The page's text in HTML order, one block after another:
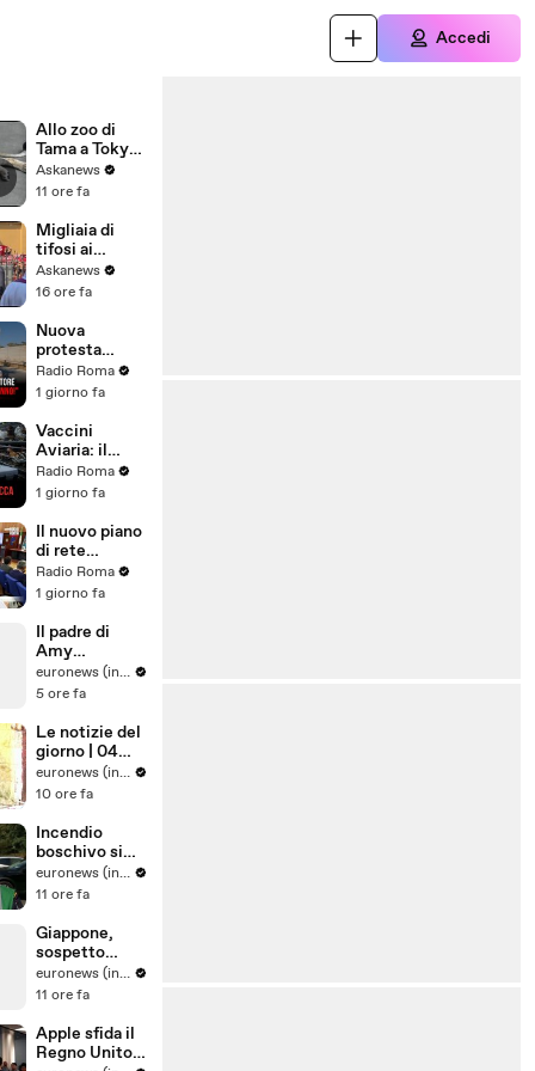
Accedi
Allo zoo di
Tama a Tokyo
morte tre
leonesse,
colpo di
calore
Askanews
11 ore fa
Migliaia di
tifosi ai
funerali di
Baresi: "Ciao
Askanews
16 ore fa
Nuova
protesta
contro
l'inceneritore
Palomba: "Né
poteri né
sentenze ci
fermeranno!"
Radio Roma
1 giorno fa
Vaccini
Aviaria: il
mondo
antisistema si
Radio Roma
1 giorno fa
Il nuovo piano
di rete
regionale per
l’Endometrios
Radio Roma
1 giorno fa
Il padre di
Amy
Winehouse è
stato
pagare quasi
un milione di
sterline alle
amiche
euronews (in Italiano)
5 ore fa
Le notizie del
giorno | 04
agosto 2026 -
Serale
euronews (in Italiano)
10 ore fa
Incendio
boschivo si
estende in
una riserva
sud dei Paesi
Bassi
euronews (in Italiano)
11 ore fa
Giappone,
sospetto
colpo di
calore uccide
zoo Tama di
Tokyo
euronews (in Italiano)
11 ore fa
Apple sfida il
Regno Unito